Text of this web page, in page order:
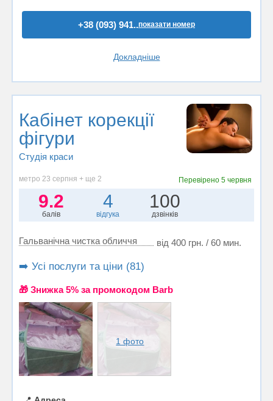
+38 (093) 941..показати номер
Докладніше
Кабінет корекції
фігури
Студія краси
метро 23 серпня + ще 2 Перевірено 5 червня
9.2
балів
4
відгука
100
дзвінків
Гальванічна чистка обличчя від 400 грн. / 60 мин.
➡️ Усі послуги та ціни (81)
🎁 Знижка 5% за промокодом Barb
1 фото